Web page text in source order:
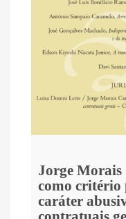
Jorge
como critério
caráter